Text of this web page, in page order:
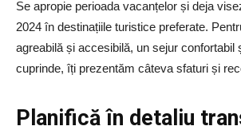
Se apropie perioada vacanțelor și deja
2024 în destinațiile turistice preferate.
agreabilă și accesibilă, un sejur confortabil
cuprinde, îți prezentăm câteva sfaturi și
Planifică în detaliu